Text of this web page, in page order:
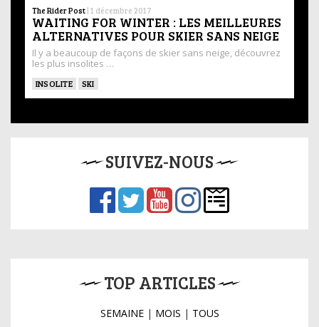
The Rider Post | 1 décembre 2017
WAITING FOR WINTER : LES MEILLEURES
ALTERNATIVES POUR SKIER SANS NEIGE
Il y a beaucoup de façons de skier sans neige, découvrez
les plus insolites …
INSOLITE SKI
SUIVEZ-NOUS
TOP ARTICLES
SEMAINE| MOIS | TOUS